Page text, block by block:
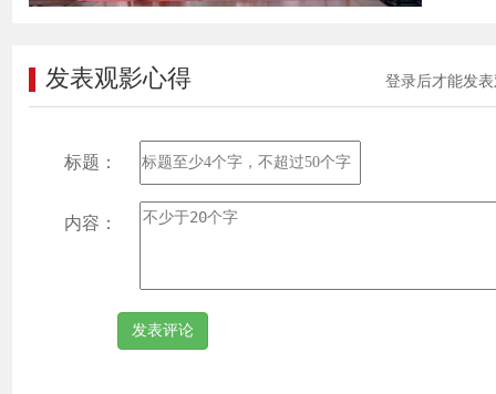
登录后才能发
发表观影心得
标题：
内容：